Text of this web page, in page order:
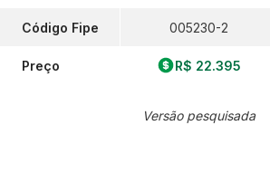
Código Fipe
Preço
005230-2
R$ 22.395
Versão pesquisada